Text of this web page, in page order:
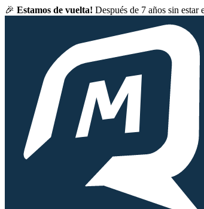
🎉 Estamos de vuelta! Después de 7 años sin estar